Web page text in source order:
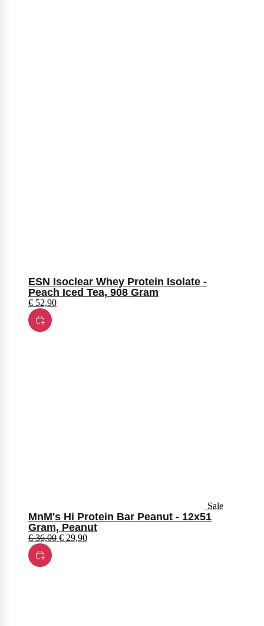
ESN Isoclear Whey Protein Isolate -
Peach Iced Tea, 908 Gram
€ 52,90
Sale
MnM's Hi Protein Bar Peanut - 12x51
Gram, Peanut
€36,00 € 29,90